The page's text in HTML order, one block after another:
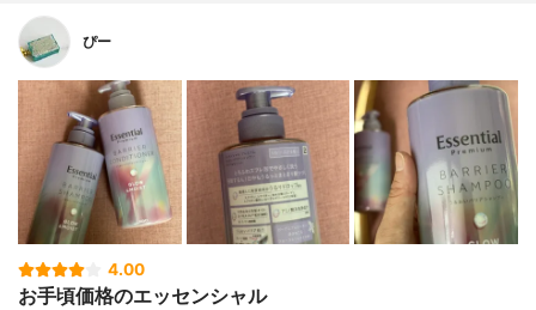
ぴー
4.00
お手頃価格のエッセンシャル